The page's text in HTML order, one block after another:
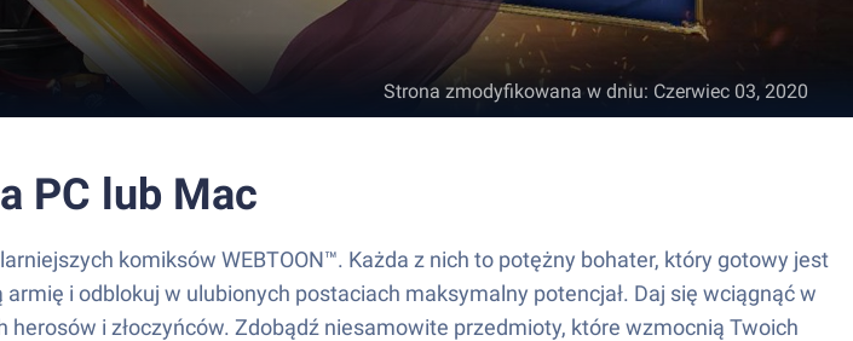
Strona zmodyfikowana w dniu: Czerwiec 03, 2020
PC lub Mac
komiksów WEBTOON™. Każda z nich to potężny bohater, który gotowy jest
i odblokuj w ulubionych postaciach maksymalny potencjał. Daj się wciągnąć w
i złoczyńców. Zdobądź niesamowite przedmioty, które wzmocnią Twoich